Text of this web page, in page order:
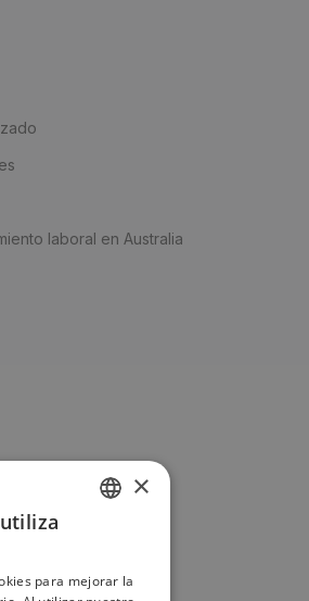
laboral en Australia
×
para mejorar la